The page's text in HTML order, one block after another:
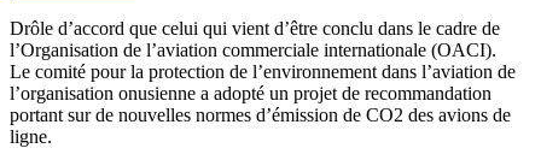
Drôle d’accord que celui qui vient d’être conclu dans le cadre de
l’Organisation de l’aviation commerciale internationale (OACI).
Le comité pour la protection de l’environnement dans l’aviation de
l’organisation onusienne a adopté un projet de recommandation
portant sur de nouvelles normes d’émission de CO2 des avions de
ligne.